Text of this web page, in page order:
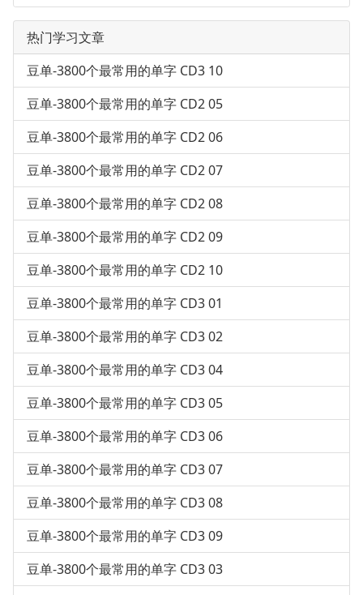
热门学习文章
豆单-3800个最常用的单字 CD3 10
豆单-3800个最常用的单字 CD2 05
豆单-3800个最常用的单字 CD2 06
豆单-3800个最常用的单字 CD2 07
豆单-3800个最常用的单字 CD2 08
豆单-3800个最常用的单字 CD2 09
豆单-3800个最常用的单字 CD2 10
豆单-3800个最常用的单字 CD3 01
豆单-3800个最常用的单字 CD3 02
豆单-3800个最常用的单字 CD3 04
豆单-3800个最常用的单字 CD3 05
豆单-3800个最常用的单字 CD3 06
豆单-3800个最常用的单字 CD3 07
豆单-3800个最常用的单字 CD3 08
豆单-3800个最常用的单字 CD3 09
豆单-3800个最常用的单字 CD3 03